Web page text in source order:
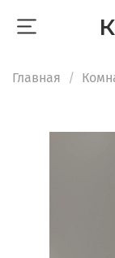
Главная